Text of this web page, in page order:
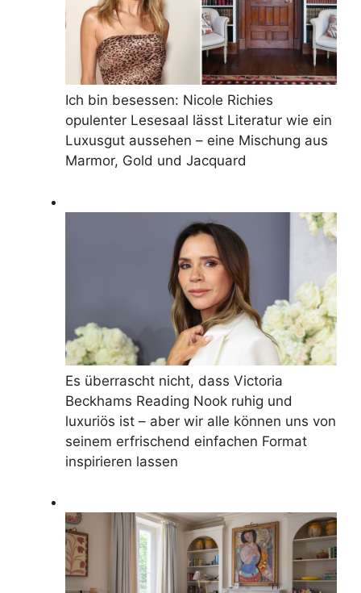
Ich bin besessen: Nicole Richies
opulenter Lesesaal lässt Literatur wie ein
Luxusgut aussehen – eine Mischung aus
Marmor, Gold und Jacquard
Es überrascht nicht, dass Victoria
Beckhams Reading Nook ruhig und
luxuriös ist – aber wir alle können uns von
seinem erfrischend einfachen Format
inspirieren lassen